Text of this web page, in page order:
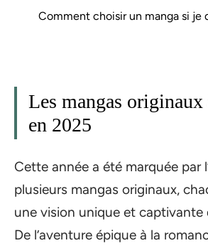
Comment choisir un manga si je
Les mangas
en 2025
Cette année a été marquée par
plusieurs mangas originaux,
une vision unique et captivante
De l’aventure épique à la